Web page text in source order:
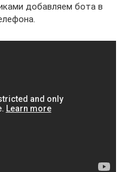
добавляем бота в